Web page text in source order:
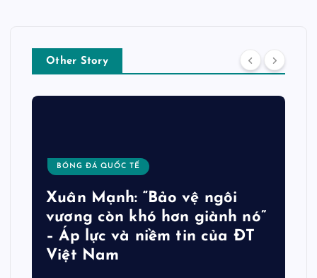
Other Story
BÓNG ĐÁ QUỐC TẾ
Xuân Mạnh: “Bảo vệ ngôi
vương còn khó hơn giành nó”
– Áp lực và niềm tin của ĐT
Việt Nam